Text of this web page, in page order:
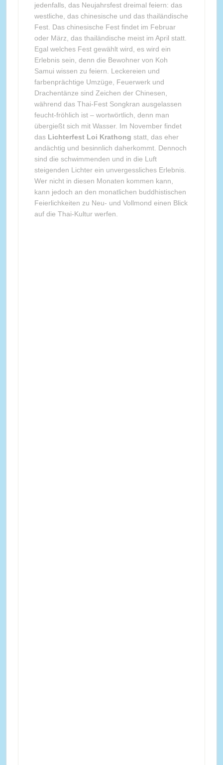
jedenfalls, das Neujahrsfest dreimal feiern: das
westliche, das chinesische und das thailändische
Fest. Das chinesische Fest findet im Februar
oder März, das thailändische meist im April statt.
Egal welches Fest gewählt wird, es wird ein
Erlebnis sein, denn die Bewohner von Koh
Samui wissen zu feiern. Leckereien und
farbenprächtige Umzüge, Feuerwerk und
Drachentänze sind Zeichen der Chinesen,
während das Thai-Fest Songkran ausgelassen
feucht-fröhlich ist – wortwörtlich, denn man
übergießt sich mit Wasser. Im November findet
das Lichterfest Loi Krathong statt, das eher
andächtig und besinnlich daherkommt. Dennoch
sind die schwimmenden und in die Luft
steigenden Lichter ein unvergessliches Erlebnis.
Wer nicht in diesen Monaten kommen kann,
kann jedoch an den monatlichen buddhistischen
Feierlichkeiten zu Neu- und Vollmond einen Blick
auf die Thai-Kultur werfen.